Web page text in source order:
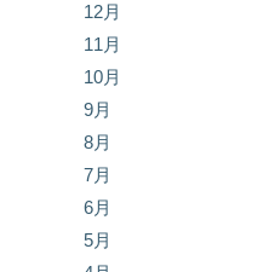
12月
11月
10月
9月
8月
7月
6月
5月